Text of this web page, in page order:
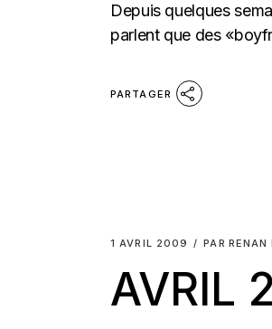
Depuis quelques
parlent que des
PARTAGER
1 AVRIL 2009 PAR RENAN
AVRIL